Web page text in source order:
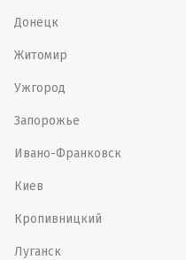
Донецк
Житомир
Ужгород
Запорожье
Ивано-Франковск
Киев
Кропивницкий
Луганск